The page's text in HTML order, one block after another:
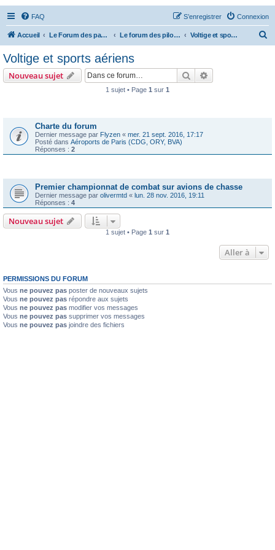
FAQ Connexion
S’enregistrer
Accueil Le Forum des passionnés d'aviation Le forum des pilotes privés Voltige et sports aériens
Voltige et sports aériens
Nouveau sujet Rechercher
1 sujet • Page 1 sur 1
Charte du forum
Dernier message par Flyzen « mer. 21 sept. 2016, 17:17
Posté dans Aéroports de Paris (CDG, ORY, BVA)
Réponses : 2
Premier championnat de combat sur avions de chasse
Dernier message par olivermtd « lun. 28 nov. 2016, 19:11
Réponses : 4
Nouveau sujet
1 sujet • Page 1 sur 1
Aller à
PERMISSIONS DU FORUM
Vous ne pouvez pas poster de nouveaux sujets
Vous ne pouvez pas répondre aux sujets
Vous ne pouvez pas modifier vos messages
Vous ne pouvez pas supprimer vos messages
Vous ne pouvez pas joindre des fichiers